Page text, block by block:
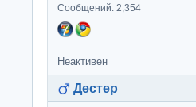
Сообщений: 2,354
Неактивен
Дестер